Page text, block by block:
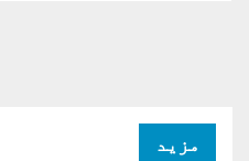
مزید